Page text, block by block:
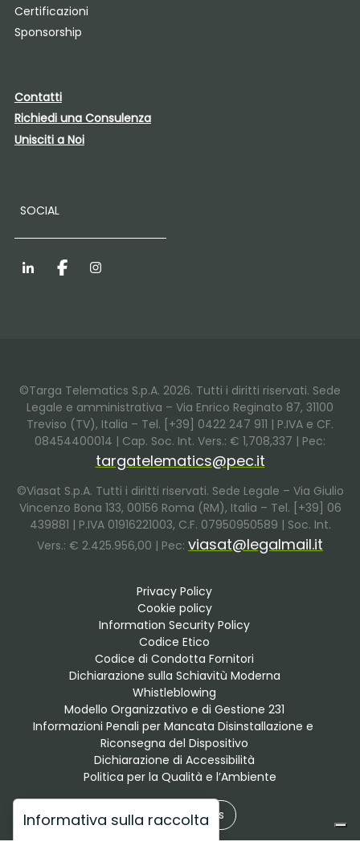
Certificazioni
Sponsorship
Contatti
Richiedi una Consulenza
Unisciti a Noi
SOCIAL
LinkedInFacebookInstagram
©Targa Telematics S.p.A. 2026. Tutti i diritti riservati. Sede
Legale e amministrativa – Via Enrico Reginato 87, 31100
Treviso (TV), Italia – Tel. [+39] 0422 247 911 | P.IVA e CF.
08454400014 | Cap. Soc. Int. Vers.: € 1,708,337 | Pec:
targatelematics@pec.it
©Viasat S.p.A. Tutti i diritti riservati. Sede Legale – Via Giulio
Vincenzo Bona 133, 00156 Roma (RM), Italia – Tel. [+39] 06
439881 | P.IVA 01916221003, C.F. 07950950589 | Soc. Int.
Vers.: € 2.425.956,00 | Pec: viasat@legalmail.it
Privacy Policy
Cookie policy
Information Security Policy
Codice Etico
Codice di Condotta Fornitori
Dichiarazione sulla Schiavitù Moderna
Whistleblowing
Modello Organizzativo e di Gestione 231
Informazioni Penali per Mancata Disinstallazione e
Riconsegna del Dispositivo
Dichiarazione di Accessibilità
Politica per la Qualità e l’Ambiente
Privacy settings
Informativa sulla raccolta